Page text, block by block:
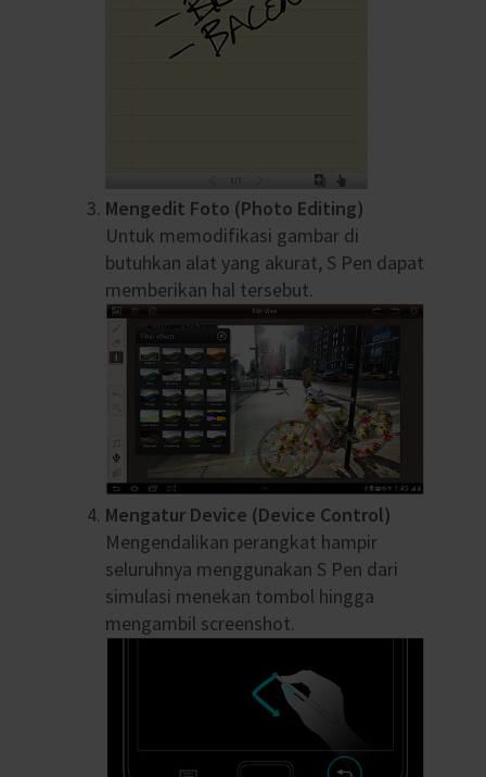
Mengedit Foto (Photo Editing)
Untuk memodifikasi gambar di
butuhkan alat yang akurat, S Pen dapat
memberikan hal tersebut.
Mengatur Device (Device Control)
Mengendalikan perangkat hampir
seluruhnya menggunakan S Pen dari
simulasi menekan tombol hingga
mengambil screenshot.